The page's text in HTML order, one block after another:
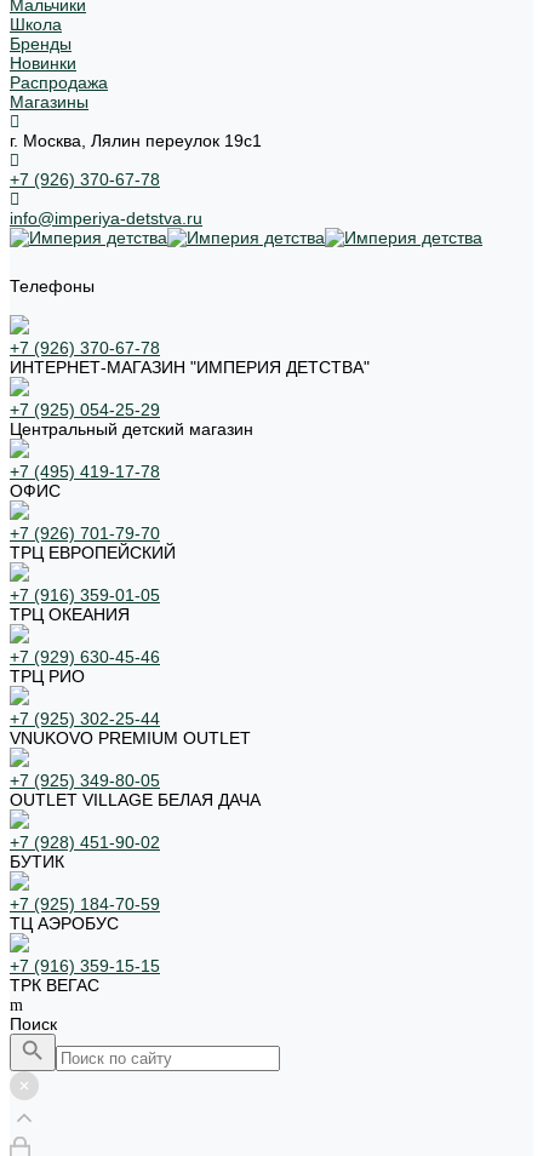
Мальчики
Школа
Бренды
Новинки
Распродажа
Магазины
г. Москва, Лялин переулок 19с1
+7 (926) 370-67-78
info@imperiya-detstva.ru
Телефоны
+7 (926) 370-67-78
ИНТЕРНЕТ-МАГАЗИН "ИМПЕРИЯ ДЕТСТВА"
+7 (925) 054-25-29
Центральный детский магазин
+7 (495) 419-17-78
ОФИС
+7 (926) 701-79-70
ТРЦ ЕВРОПЕЙСКИЙ
+7 (916) 359-01-05
ТРЦ ОКЕАНИЯ
+7 (929) 630-45-46
ТРЦ РИО
+7 (925) 302-25-44
VNUKOVO PREMIUM OUTLET
+7 (925) 349-80-05
OUTLET VILLAGE БЕЛАЯ ДАЧА
+7 (928) 451-90-02
БУТИК
+7 (925) 184-70-59
ТЦ АЭРОБУС
+7 (916) 359-15-15
ТРК ВЕГАС
Поиск